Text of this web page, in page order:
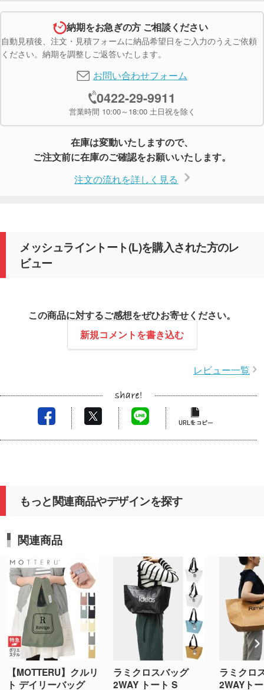
納期をお急ぎの方 ご相談ください
自動見積後、注文・見積フォームに納品希望日をご入力のうえご依頼
ください。納期を調整しご返答いたします。
お問い合わせフォーム
0422-29-9911
営業時間 10:00～18:00 土日祝を除く
在庫は変動いたしますので、
ご注文前に在庫のご確認をお願いいたします。
注文の流れを詳しく見る
メッシュライントート(L)を購入された方のレ
ビュー
この商品に対するご感想をぜひお寄せください。
新規コメントを書き込む
レビュー一覧
もっと関連商品やデザインを探す
関連商品
【MOTTERU】クルリ
ト デイリーバッグ
ラミクロスバッグ
2WAY トート S
ラミクロ
2WAYト